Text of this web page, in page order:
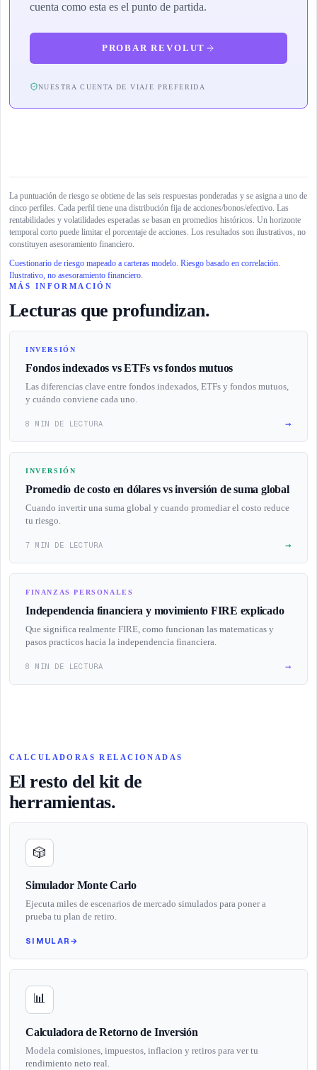
cuenta como esta es el punto de partida.
PROBAR REVOLUT
NUESTRA CUENTA DE VIAJE PREFERIDA
La puntuación de riesgo se obtiene de las seis respuestas ponderadas y se asigna a uno de
cinco perfiles. Cada perfil tiene una distribución fija de acciones/bonos/efectivo. Las
rentabilidades y volatilidades esperadas se basan en promedios históricos. Un horizonte
temporal corto puede limitar el porcentaje de acciones. Los resultados son ilustrativos, no
constituyen asesoramiento financiero.
Cuestionario de riesgo mapeado a carteras modelo. Riesgo basado en correlación.
Ilustrativo, no asesoramiento financiero.
MÁS INFORMACIÓN
Lecturas que profundizan.
INVERSIÓN
Fondos indexados vs ETFs vs fondos mutuos
Las diferencias clave entre fondos indexados, ETFs y fondos mutuos,
y cuándo conviene cada uno.
8 MIN DE LECTURA →
INVERSIÓN
Promedio de costo en dólares vs inversión de suma global
Cuando invertir una suma global y cuando promediar el costo reduce
tu riesgo.
7 MIN DE LECTURA →
FINANZAS PERSONALES
Independencia financiera y movimiento FIRE explicado
Que significa realmente FIRE, como funcionan las matematicas y
pasos practicos hacia la independencia financiera.
8 MIN DE LECTURA →
CALCULADORAS RELACIONADAS
El resto del kit de
herramientas.
🎲
Simulador Monte Carlo
Ejecuta miles de escenarios de mercado simulados para poner a
prueba tu plan de retiro.
SIMULAR →
📊
Calculadora de Retorno de Inversión
Modela comisiones, impuestos, inflacion y retiros para ver tu
rendimiento neto real.